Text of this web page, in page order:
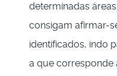
determinadas
consigam afirmar-
identificados, indo
a que corresponde